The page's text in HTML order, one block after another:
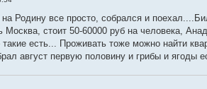
Родину все просто, собрался и
стоит 50-60000 руб на человека,
есть... Проживать тоже можно найти
август первую половину и грибы и ягоды